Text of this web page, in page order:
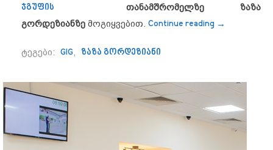
ჯგუფის
თანამშრომელზე
ზაზა
გორდეზიანზე მოგიყვებით. Continue reading “ზაზა
→
ტეგები: GIG, ზაზა გორდეზიანი